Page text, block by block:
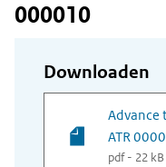
000010
Downloaden
Advance
ATR
pdf - 22 kB